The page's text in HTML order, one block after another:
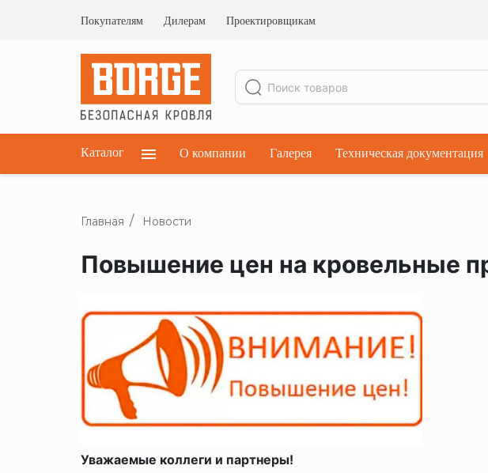
Покупателям Дилерам Проектировщикам
Каталог
Ограждения парапетные
О компании Галерея Техническая документация
Главная Новости
Повышение цен на кровельные
Уважаемые коллеги и партнеры!